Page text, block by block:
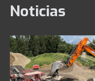
Noticias